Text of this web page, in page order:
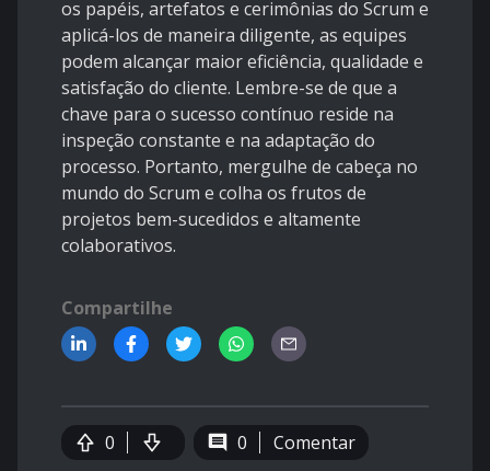
os papéis, artefatos e cerimônias do Scrum e
aplicá-los de maneira diligente, as equipes
podem alcançar maior eficiência, qualidade e
satisfação do cliente. Lembre-se de que a
chave para o sucesso contínuo reside na
inspeção constante e na adaptação do
processo. Portanto, mergulhe de cabeça no
mundo do Scrum e colha os frutos de
projetos bem-sucedidos e altamente
colaborativos.
Compartilhe
0 0 Comentar